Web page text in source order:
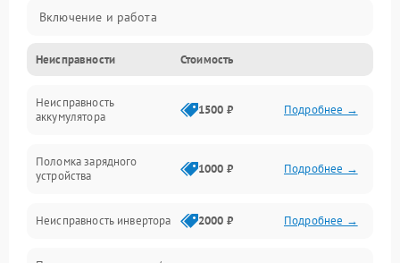
Включение и работа
Работа с нагрузкой
Звук и индикация
Неисправности Стоимость
Неисправность
аккумулятора
1500 ₽ Подробнее →
Поломка зарядного
устройства
1000 ₽ Подробнее →
Неисправность инвертора 2000 ₽ Подробнее →